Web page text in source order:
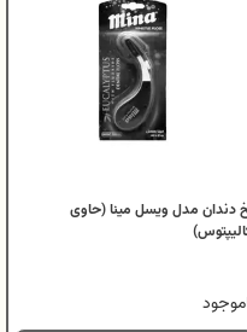
دندان مدل ویسل مینا (حاوی